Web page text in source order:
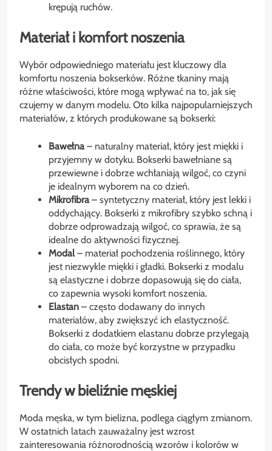
krępują ruchów.
Materiał i komfort noszenia
Wybór odpowiedniego materiału jest kluczowy dla
komfortu noszenia bokserków. Różne tkaniny mają
różne właściwości, które mogą wpływać na to, jak się
czujemy w danym modelu. Oto kilka najpopularniejszych
materiałów, z których produkowane są bokserki:
Bawełna– naturalny materiał, który jest miękki i
przyjemny w dotyku. Bokserki bawełniane są
przewiewne i dobrze wchłaniają wilgoć, co czyni
je idealnym wyborem na co dzień.
Mikrofibra– syntetyczny materiał, który jest lekki i
oddychający. Bokserki z mikrofibry szybko schną i
dobrze odprowadzają wilgoć, co sprawia, że są
idealne do aktywności fizycznej.
Modal– materiał pochodzenia roślinnego, który
jest niezwykle miękki i gładki. Bokserki z modalu
są elastyczne i dobrze dopasowują się do ciała,
co zapewnia wysoki komfort noszenia.
Elastan – często dodawany do innych
materiałów, aby zwiększyć ich elastyczność.
Bokserki z dodatkiem elastanu dobrze przylegają
do ciała, co może być korzystne w przypadku
obcisłych spodni.
Trendy w bieliźnie męskiej
Moda męska, w tym bielizna, podlega ciągłym zmianom.
W ostatnich latach zauważalny jest wzrost
zainteresowania różnorodnością wzorów i kolorów w